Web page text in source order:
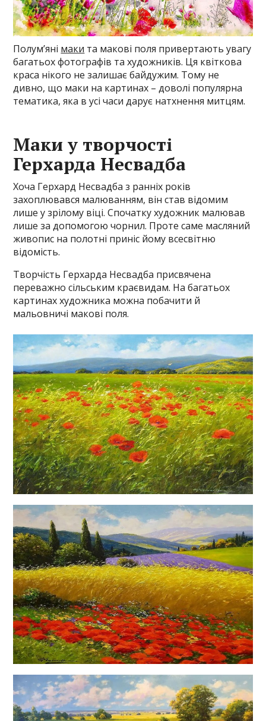
Полум’яні маки та макові поля привертають увагу
багатьох фотографів та художників. Ця квіткова
краса нікого не залишає байдужим. Тому не
дивно, що маки на картинах – доволі популярна
тематика, яка в усі часи дарує натхнення митцям.
Маки у творчості
Герхарда Несвадба
Хоча Герхард Несвадба з ранніх років
захоплювався малюванням, він став відомим
лише у зрілому віці. Спочатку художник малював
лише за допомогою чорнил. Проте саме масляний
живопис на полотні приніс йому всесвітню
відомість.
Творчість Герхарда Несвадба присвячена
переважно сільським краєвидам. На багатьох
картинах художника можна побачити й
мальовничі макові поля.